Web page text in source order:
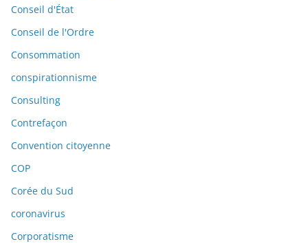
Conseil d'État
Conseil de l'Ordre
Consommation
conspirationnisme
Consulting
Contrefaçon
Convention citoyenne
COP
Corée du Sud
coronavirus
Corporatisme